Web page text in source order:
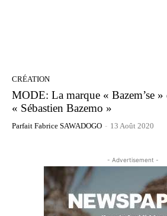
CRÉATION
MODE: La marque « Bazem’se
« Sébastien Bazemo »
Parfait Fabrice SAWADOGO - 13 Août 2020
- Advertisement -